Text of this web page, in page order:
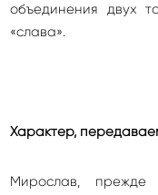
объединения двух
«слава».
Характер,
Мирослав, прежде